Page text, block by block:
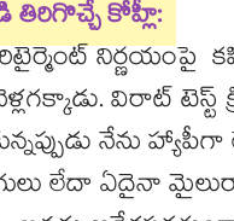
తిరిగొచ్చే కోహ్లీ:
నిర్ణయంపై
విరాట్ టెస్ట్
నేను
లేదా ఏదైనా